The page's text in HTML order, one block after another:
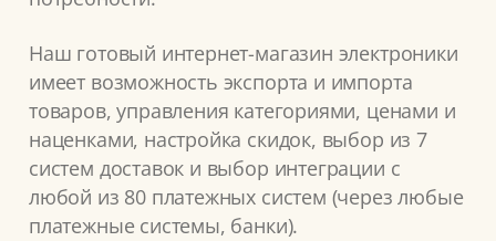
Наш готовый интернет-магазин электроники
имеет возможность экспорта и импорта
товаров, управления категориями, ценами и
наценками, настройка скидок, выбор из 7
систем доставок и выбор интеграции с
любой из 80 платежных систем (через любые
платежные системы, банки).